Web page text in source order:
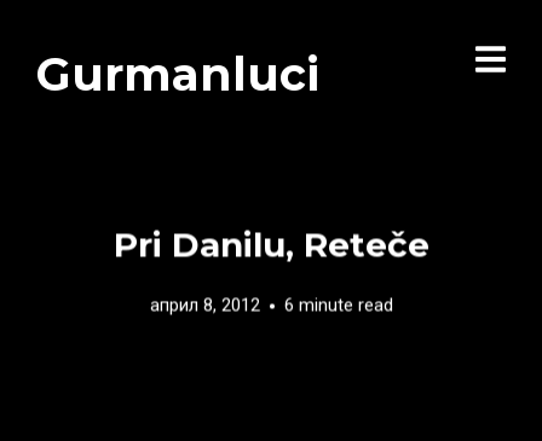
Gurmanluci
Pri Danilu, Reteče
април 8, 2012 6 minute read